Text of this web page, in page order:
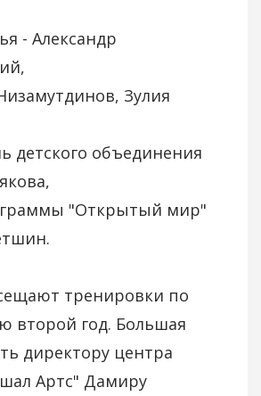
- Александр
Зулия
детского объединения
"Открытый мир"
тренировки по
второй год. Большая
директору центра
Артс" Дамиру